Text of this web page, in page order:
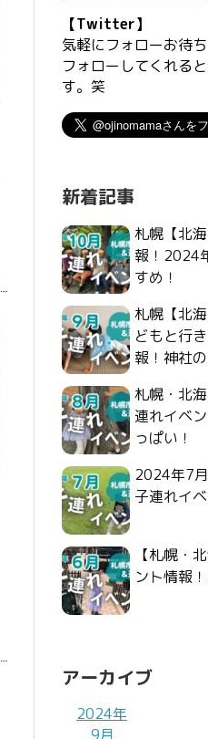
【Twitter】
気軽にフォローお待ち
フォローしてくれる
す。笑
新着記事
札幌【北
報！2024
すめ！
札幌【北
どもと行
報！神社
札幌・北
連れイベ
っぱい！
2024年7
子連れイ
【札幌・
ント情報
アーカイブ
2024年
9月